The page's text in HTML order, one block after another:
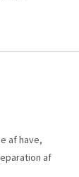
af have,
af